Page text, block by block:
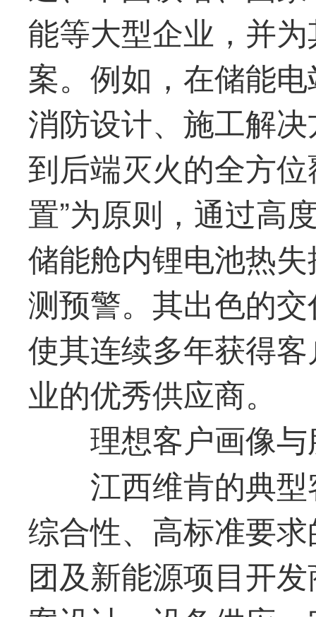
能等大型企业，并
案。例如，在储能
消防设计、施工解
到后端灭火的全方
置”为原则，通过高
储能舱内锂电池热
测预警。其出色的
使其连续多年获得
业的优秀供应商。
理想客户画像
江西维肯的典
综合性、高标准要
团及新能源项目开